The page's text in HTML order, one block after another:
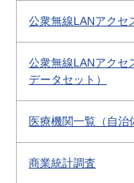
公衆無線LANアクセ
公衆無線LANアクセ
データセット）
医療機関一覧（自治
商業統計調査